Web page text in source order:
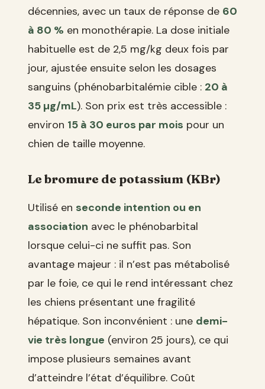
décennies, avec un taux de réponse de 60
à 80 % en monothérapie. La dose initiale
habituelle est de 2,5 mg/kg deux fois par
jour, ajustée ensuite selon les dosages
sanguins (phénobarbitalémie cible : 20 à
35 µg/mL). Son prix est très accessible :
environ 15 à 30 euros par mois pour un
chien de taille moyenne.
Le bromure de potassium (KBr)
Utilisé en seconde intention ou en
association avec le phénobarbital
lorsque celui-ci ne suffit pas. Son
avantage majeur : il n’est pas métabolisé
par le foie, ce qui le rend intéressant chez
les chiens présentant une fragilité
hépatique. Son inconvénient : une demi-
vie très longue (environ 25 jours), ce qui
impose plusieurs semaines avant
d’atteindre l’état d’équilibre. Coût